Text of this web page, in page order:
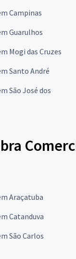
Campinas
Guarulhos
Mogi das Cruzes
Santo André
São José dos
Araçatuba
Catanduva
São Carlos